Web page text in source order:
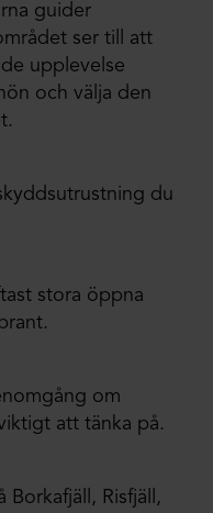
guider
ser till att
upplevelse
och välja den
du
stora öppna
om
att tänka på.
Risfjäll,